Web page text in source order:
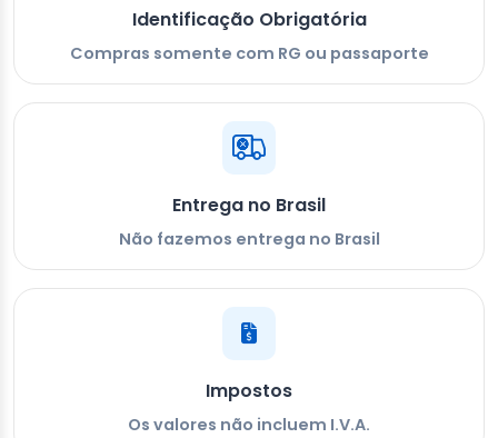
Identificação Obrigatória
Compras somente com RG ou passaporte
Entrega no Brasil
Não fazemos entrega no Brasil
Impostos
Os valores não incluem I.V.A.